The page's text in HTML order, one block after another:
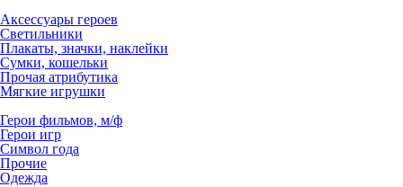
Аксессуары героев
Светильники
Плакаты, значки, наклейки
Сумки, кошельки
Прочая атрибутика
Мягкие игрушки
Герои фильмов, м/ф
Герои игр
Символ года
Прочие
Одежда